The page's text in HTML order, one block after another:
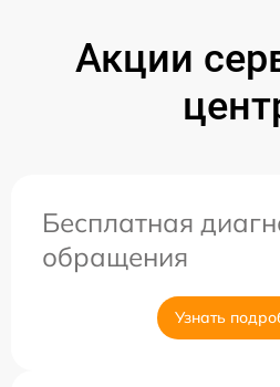
Акции
Бесплатная
обращения
Узнать